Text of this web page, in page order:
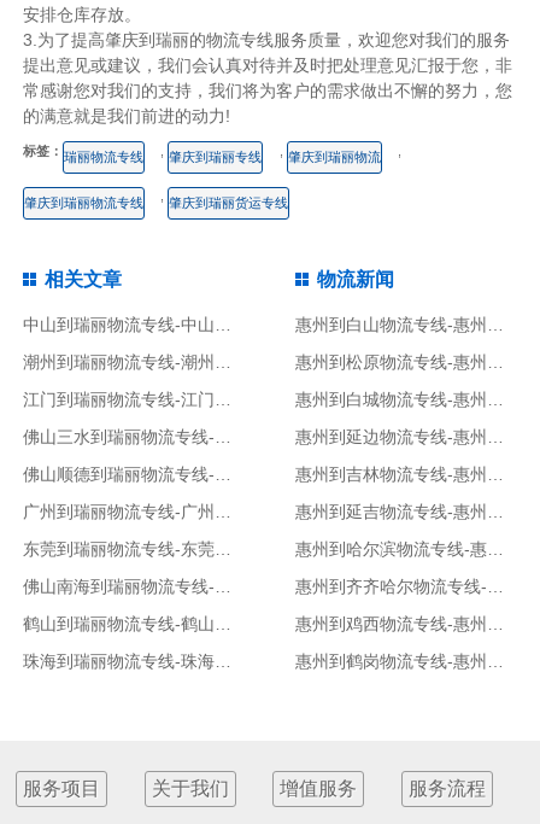
安排仓库存放。
3.为了提高肇庆到瑞丽的物流专线服务质量，欢迎您对我们的服务
提出意见或建议，我们会认真对待并及时把处理意见汇报于您，非
常感谢您对我们的支持，我们将为客户的需求做出不懈的努力，您
的满意就是我们前进的动力!
标签： 瑞丽物流专线 肇庆到瑞丽专线 肇庆到瑞丽物流
肇庆到瑞丽物流专线 ,肇庆到瑞丽货运专线
相关文章
东莞到瑞丽物流专线-东莞到瑞丽货运专线
珠海到瑞丽物流专线-珠海到瑞丽货运专线
物流新闻
惠州到哈尔滨物流专线-惠州到哈尔滨货运专线
服务项目 关于我们 增值服务 服务流程